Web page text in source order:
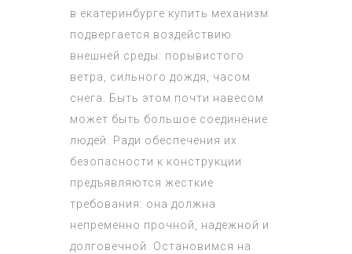
в екатеринбурге купить механизм
подвергается воздействию
внешней среды: порывистого
ветра, сильного дождя, часом
снега. Быть этом почти навесом
может быть большое соединение
людей. Ради обеспечения их
безопасности к конструкции
предъявляются жесткие
требования: она должна
непременно прочной, надежной и
долговечной. Остановимся на